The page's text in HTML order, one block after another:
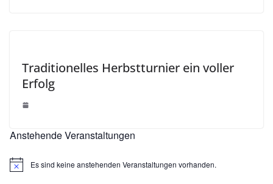
Traditionelles Herbstturnier ein voller
Erfolg
Anstehende Veranstaltungen
H
Es sind keine anstehenden Veranstaltungen vorhanden.